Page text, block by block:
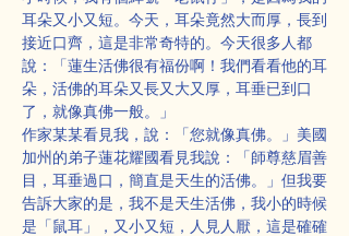
耳朵又小又短。今天，耳朵竟然大而厚，長到
接近口齊，這是非常奇特的。今天很多人都
說：「蓮生活佛很有福份啊！我們看看他的耳
朵，活佛的耳朵又長又大又厚，耳垂已到口
了，就像真佛一般。」
作家某某看見我，說：「您就像真佛。」美國
加州的弟子蓮花耀國看見我說：「師尊慈眉善
目，耳垂過口，簡直是天生的活佛。」但我要
告訴大家的是，我不是天生活佛，我小的時候
是「鼠耳」，又小又短，人見人厭，這是確確